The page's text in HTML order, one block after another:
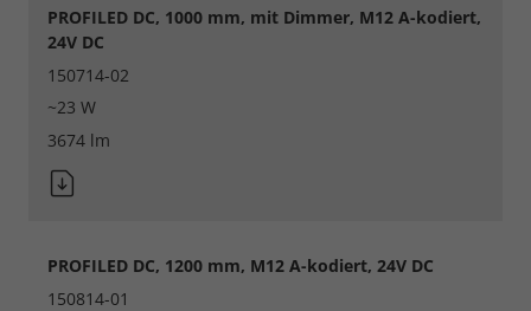
PROFILED DC, 1000 mm, mit Dimmer, M12 A-kodiert,
24V DC
150714-02
~23 W
3674 lm
PROFILED DC, 1200 mm, M12 A-kodiert, 24V DC
150814-01
Impressum Datenschutz